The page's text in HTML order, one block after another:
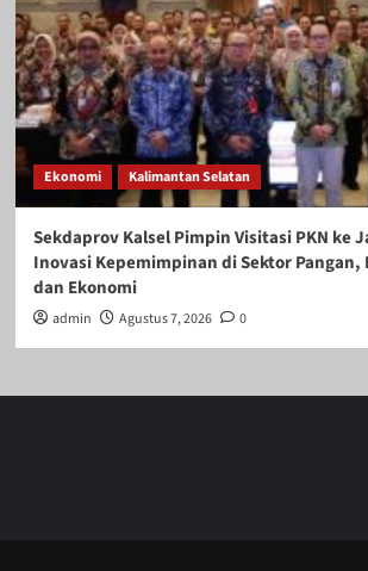
Ekonomi Kalimantan Selatan
Sekdaprov Kalsel Pimpin Visitasi PKN ke
Inovasi Kepemimpinan di Sektor Pangan,
dan Ekonomi
admin Agustus 7, 2026 0